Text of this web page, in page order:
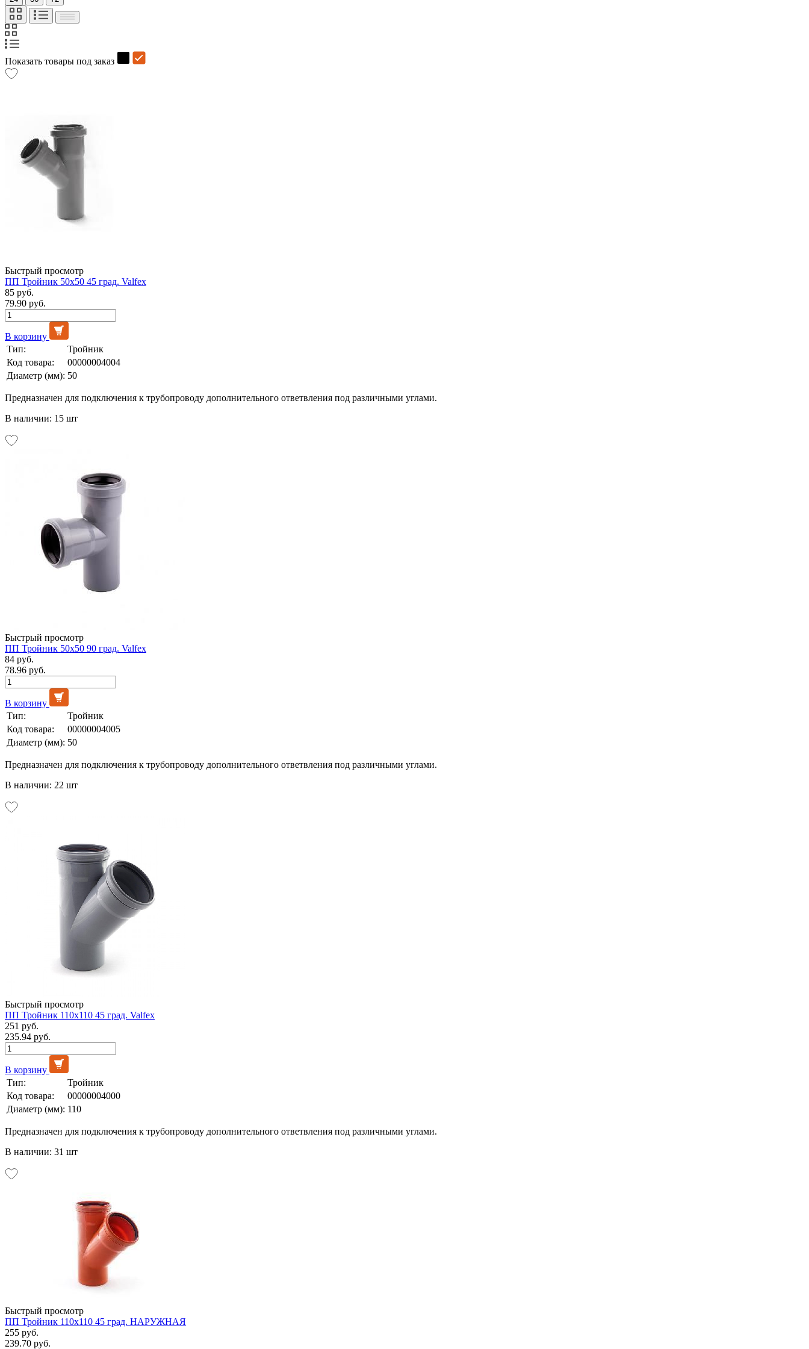
Показать товары под заказ
Быстрый просмотр
ПП Тройник 50х50 45 град. Valfex
85 руб.
79.90 руб.
В корзину
Тип:
Тройник
Код товара:
00000004004
Диаметр (мм): 50
Предназначен для подключения к трубопроводу дополнительного ответвления под различными углами.
В наличии: 15 шт
Быстрый просмотр
ПП Тройник 50х50 90 град. Valfex
84 руб.
78.96 руб.
В корзину
Тип:
Тройник
Код товара:
00000004005
Диаметр (мм): 50
Предназначен для подключения к трубопроводу дополнительного ответвления под различными углами.
В наличии: 22 шт
Быстрый просмотр
ПП Тройник 110х110 45 град. Valfex
251 руб.
235.94 руб.
В корзину
Тип:
Тройник
Код товара:
00000004000
Диаметр (мм): 110
Предназначен для подключения к трубопроводу дополнительного ответвления под различными углами.
В наличии: 31 шт
Быстрый просмотр
ПП Тройник 110х110 45 град. НАРУЖНАЯ
255 руб.
239.70 руб.